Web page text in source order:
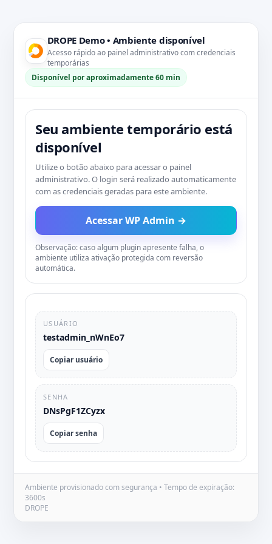
DROPE Demo • Ambiente disponível
Acesso rápido ao painel administrativo com credenciais
temporárias
Disponível por aproximadamente 60 min
Seu ambiente temporário está
disponível
Utilize o botão abaixo para acessar o painel
administrativo. O login será realizado automaticamente
com as credenciais geradas para este ambiente.
Acessar WP Admin →
Observação: caso algum plugin apresente falha, o
ambiente utiliza ativação protegida com reversão
automática.
USUÁRIO
testadmin_nWnEo7
Copiar usuário
SENHA
DNsPgF1ZCyzx
Copiar senha
Ambiente provisionado com segurança • Tempo de expiração:
3600s
DROPE